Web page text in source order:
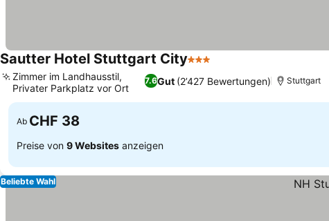
Sautter Hotel Stuttgart City3 Sterne
7.6Gut (2’427 Bewertungen)
Zimmer im Landhausstil,
Privater Parkplatz vor Ort
Stuttgart
Ab CHF 38
Preise von 9 Websites anzeigen
Beliebte Wahl